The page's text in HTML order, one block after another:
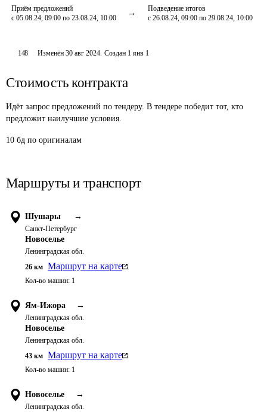
Приём предложений
с 05.08.24, 09:00 по 23.08.24, 10:00
Подведение итогов
с 26.08.24, 09:00 по 29.08.24, 10:00
148 Изменён30 авг 2024. Создан 1 янв 1
Стоимость контракта
Идёт запрос предложений по тендеру. В тендере победит тот, кто
предложит наилучшие условия.
10 бд по оригиналам
Маршруты и транспорт
Шушары →
Санкт-Петербург
Новоселье
Ленинградская обл.
26 км Маршрут на карте
Кол-во машин: 1
Ям-Ижора →
Ленинградская обл.
Новоселье
Ленинградская обл.
43 км Маршрут на карте
Кол-во машин: 1
Новоселье →
Ленинградская обл.